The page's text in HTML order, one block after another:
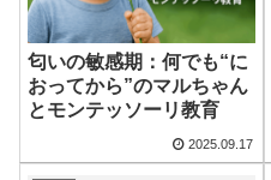
匂いの敏感期：何でも“に
おってから”のマルちゃん
とモンテッソーリ教育
2025.09.17